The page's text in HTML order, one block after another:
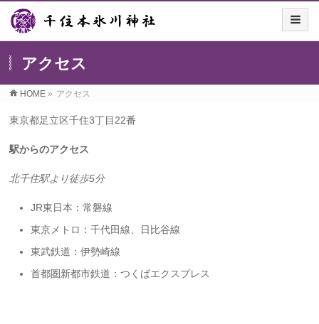
アクセス
HOME » アクセス
東京都足立区千住3丁目22番
駅からのアクセス
北千住駅より徒歩5分
JR東日本：常磐線
東京メトロ：千代田線、日比谷線
東武鉄道：伊勢崎線
首都圏新都市鉄道：つくばエクスプレス